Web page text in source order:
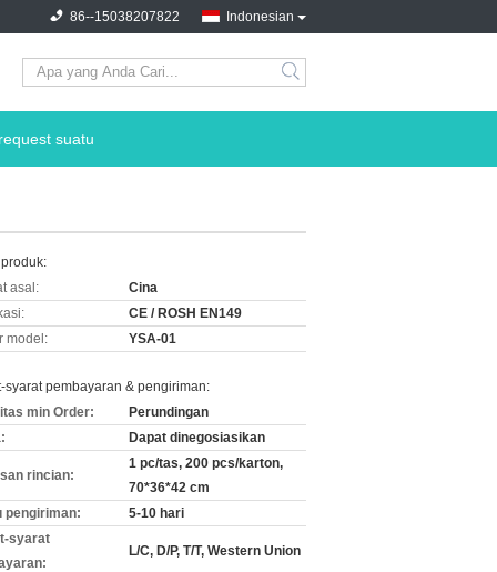
Indonesian
86--15038207822
suatu
asal:
Cina
CE / ROSH EN149
model:
YSA-01
syarat pembayaran & pengiriman:
min Order:
Perundingan
Dapat dinegosiasikan
rincian:
1 pc/tas, 200 pcs/karton,
70*36*42 cm
pengiriman:
5-10 hari
syarat
L/C, D/P, T/T, Western Union